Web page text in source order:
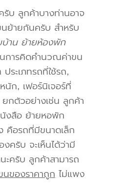
รับ ลูกค้าบางท่านอาจ
ย้ายกันครับ สำหรับ
บ้าน ย้ายห้องพัก
การคิดคำนวณค่าขน
ระเภทรถที่ใช้รถ,
ก, เฟอร์นิเจอร์ที่
กตัวอย่างเช่น ลูกค้า
นังสือ ย้ายหอพัก
คือรถที่มีขนาดเล็ก
ครับ จะเห็นได้ว่ามี
ะครับ ลูกค้าสามารถ
นของราคาถูกไม่แพง